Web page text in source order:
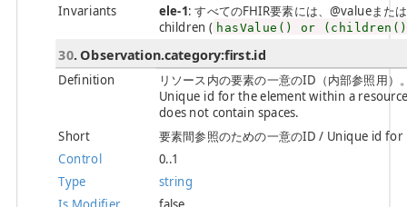
Invariants
ele-1: すべてのFHIR要素には、@valueま
children ( hasValue() or
30. Observation.category:first.id
Definition
リソース内の要素の一意のID（内部参照用
Unique id for the element within a
does not contain spaces.
Short
要素間参照のための一意のID / Unique id
Control
0..1
Type
string
Is Modifier
false